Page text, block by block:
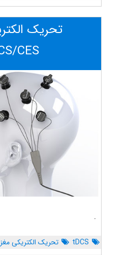
تحریک
CES
.
tDCS تحریک الکتریکی مغز